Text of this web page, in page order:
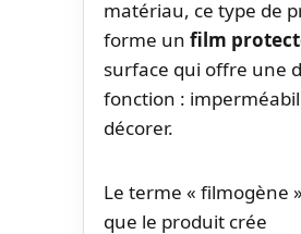
matériau, ce type de
forme un film
surface qui offre une
fonction :
décorer.
Le terme « filmogène
que le produit crée